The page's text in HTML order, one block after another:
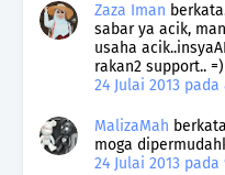
Zaza Iman
sabar ya acik,
usaha
rakan2 support.. =)
24 Julai 2013 pada
MalizaMah
moga
24 Julai 2013 pada